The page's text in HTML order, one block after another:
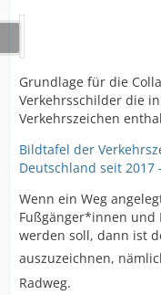
Grundlage für die
Verkehrsschilder die
Verkehrszeichen
Bildtafel der
Deutschland seit 2017
Wenn ein Weg
Fußgänger*innen
werden soll, dann ist
auszuzeichnen,
Radweg.